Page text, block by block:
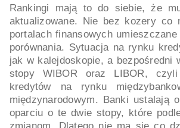
Rankingi mają to do siebie, że
aktualizowane. Nie bez kozery co
portalach finansowych
porównania. Sytuacja na rynku
jak w kalejdoskopie, a bezpośredni
stopy WIBOR oraz LIBOR, czyli
kredytów na rynku
międzynarodowym. Banki ustalają
oparciu o te dwie stopy, które